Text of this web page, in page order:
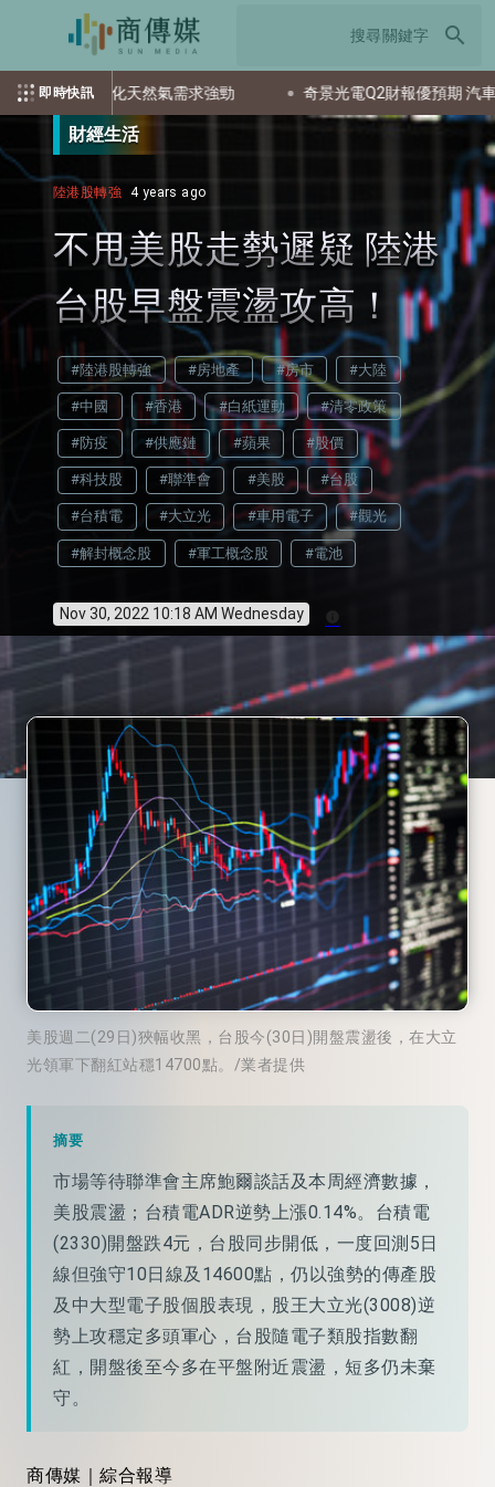
search
即時快訊
惠液化天然氣需求強勁 奇景光電Q2財報優預期 汽車與智慧
財經生活
陸港股轉強 4 years ago
不甩美股走勢遲疑 陸港
台股早盤震盪攻高！
#陸港股轉強 #房地產 #房市 #大陸
#中國 #香港 #白紙運動 #清零政策
#防疫 #供應鏈 #蘋果 #股價
#科技股 #聯準會 #美股 #台股
#台積電 #大立光 #車用電子 #觀光
#解封概念股 #軍工概念股 #電池
Nov 30, 2022 10:18 AM Wednesday info
美股週二(29日)狹幅收黑，台股今(30日)開盤震盪後，在大立
光領軍下翻紅站穩14700點。/業者提供
摘要
市場等待聯準會主席鮑爾談話及本周經濟數據，
美股震盪；台積電ADR逆勢上漲0.14%。台積電
(2330)開盤跌4元，台股同步開低，一度回測5日
線但強守10日線及14600點，仍以強勢的傳產股
及中大型電子股個股表現，股王大立光(3008)逆
勢上攻穩定多頭軍心，台股隨電子類股指數翻
紅，開盤後至今多在平盤附近震盪，短多仍未棄
守。
商傳媒｜綜合報導